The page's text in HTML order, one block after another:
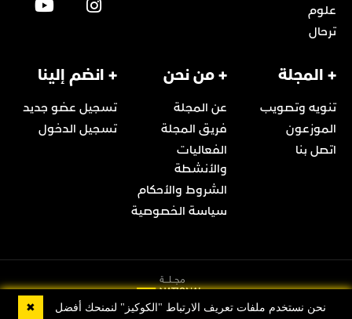
علوم
ترحال
+ المجلة
تنويه وتصويب
الموزعون
اتصل بنا
+ من نحن
عن المجلة
فريق المجلة
الفعاليات
والأنشطة
الشروط والأحكام
سياسة الخصوصية
+ انضم إلينا
تسجيل عضو جديد
تسجيل الدخول
✖
نحن نستخدم ملفات تعريف الارتباط "الكوكيز" لنمنحك أفضل